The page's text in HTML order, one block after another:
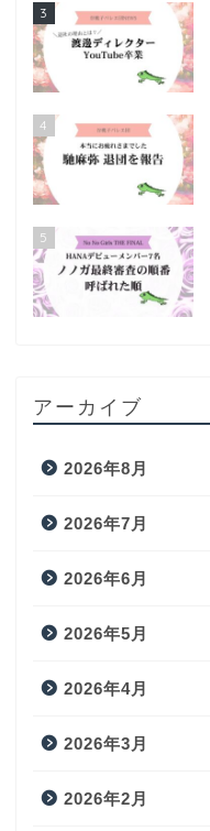
3
4
5
アーカイブ
2026年8月
2026年7月
2026年6月
2026年5月
2026年4月
2026年3月
2026年2月